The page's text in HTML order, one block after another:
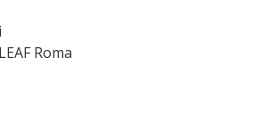
Roma